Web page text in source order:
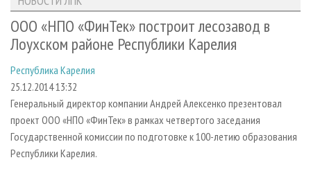
ЛЕСОЗАГОТОВКА
ЛЕСОПИЛЕНИЕ
СУШКА ДРЕВЕСИНЫ
ПРОИЗВОДСТВО ДРЕВЕСНЫХ ПЛИТ
ДЕРЕВЯННОЕ ДОМОСТРОЕНИЕ
ПРОИЗВОДСТВО МЕБЕЛИ
НОВОСТИ ЛПК
НОВОСТИ ЖУРНАЛА
АНАЛИТИКА
ПРЕДПРИЯТИЯ ЛПК
ПЕРСОНЫ
МОБИЛЬНЫЕ ВЫСТАВКИ
ОФИЦИАЛЬНЫЕ ДЕЛЕГАЦИИ
ПРИОРИТЕТНЫЕ ИНВЕСТПРОЕКТЫ
АРХИВ
АРХИВ ЖУРНАЛОВ
СТАТЬИ
О ЖУРНАЛЕ
ПОДПИСКА
КОНТАКТЫ
РЕКЛАМОДАТЕЛЯМ
РЕКЛАМА
РЕКЛАМА НА САЙТЕ
ООО «НПО «ФинТек» построит лесозавод в
Лоухском районе Республики Карелия
Республика Карелия
25.12.2014 13:32
Генеральный директор компании Андрей Алексенко презентовал
проект ООО «НПО «ФинТек» в рамках четвертого заседания
Государственной комиссии по подготовке к 100-летию образования
Республики Карелия.